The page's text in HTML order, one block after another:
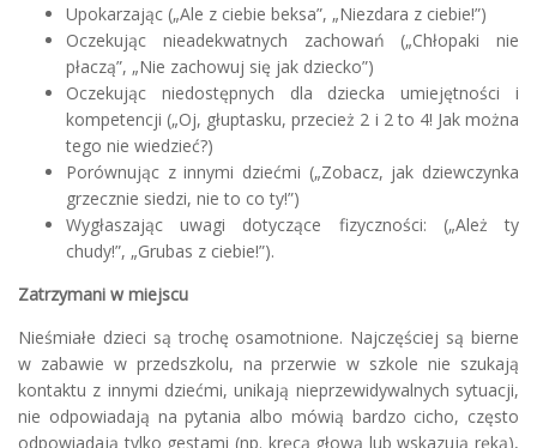
Upokarzając („Ale z ciebie beksa”, „Niezdara z ciebie!”)
Oczekując nieadekwatnych zachowań („Chłopaki nie
płaczą”, „Nie zachowuj się jak dziecko”)
Oczekując niedostępnych dla dziecka umiejętności i
kompetencji („Oj, głuptasku, przecież 2 i 2 to 4! Jak można
tego nie wiedzieć?)
Porównując z innymi dziećmi („Zobacz, jak dziewczynka
grzecznie siedzi, nie to co ty!”)
Wygłaszając uwagi dotyczące fizyczności: („Ależ ty
chudy!”, „Grubas z ciebie!”).
Zatrzymani w miejscu
Nieśmiałe dzieci są trochę osamotnione. Najczęściej są bierne
w zabawie w przedszkolu, na przerwie w szkole nie szukają
kontaktu z innymi dziećmi, unikają nieprzewidywalnych sytuacji,
nie odpowiadają na pytania albo mówią bardzo cicho, często
odpowiadają tylko gestami (np. kręcą głową lub wskazują ręką),